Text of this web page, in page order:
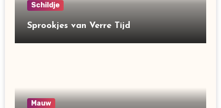
Schildje
Sprookjes van Verre Tijd
Mauw